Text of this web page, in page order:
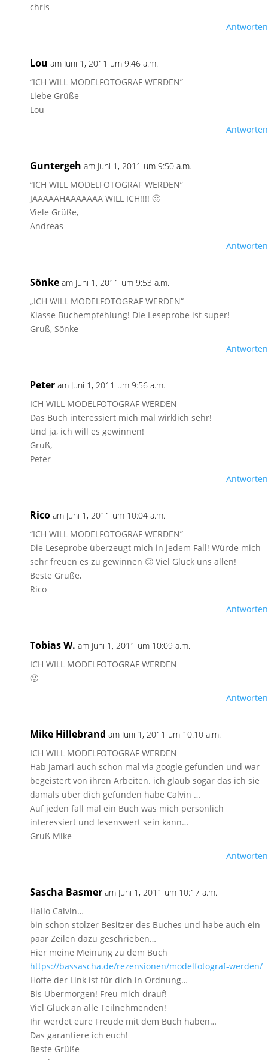
chris
Antworten
Lou am Juni 1, 2011 um 9:46 a.m.
“ICH WILL MODELFOTOGRAF WERDEN”
Liebe Grüße
Lou
Antworten
Guntergeh am Juni 1, 2011 um 9:50 a.m.
“ICH WILL MODELFOTOGRAF WERDEN”
JAAAAAHAAAAAAA WILL ICH!!!! 🙂
Viele Grüße,
Andreas
Antworten
Sönke am Juni 1, 2011 um 9:53 a.m.
„ICH WILL MODELFOTOGRAF WERDEN“
Klasse Buchempfehlung! Die Leseprobe ist super!
Gruß, Sönke
Antworten
Peter am Juni 1, 2011 um 9:56 a.m.
ICH WILL MODELFOTOGRAF WERDEN
Das Buch interessiert mich mal wirklich sehr!
Und ja, ich will es gewinnen!
Gruß,
Peter
Antworten
Rico am Juni 1, 2011 um 10:04 a.m.
“ICH WILL MODELFOTOGRAF WERDEN”
Die Leseprobe überzeugt mich in jedem Fall! Würde mich
sehr freuen es zu gewinnen 🙂 Viel Glück uns allen!
Beste Grüße,
Rico
Antworten
Tobias W. am Juni 1, 2011 um 10:09 a.m.
ICH WILL MODELFOTOGRAF WERDEN
🙂
Antworten
Mike Hillebrand am Juni 1, 2011 um 10:10 a.m.
ICH WILL MODELFOTOGRAF WERDEN
Hab Jamari auch schon mal via google gefunden und war
begeistert von ihren Arbeiten. ich glaub sogar das ich sie
damals über dich gefunden habe Calvin …
Auf jeden fall mal ein Buch was mich persönlich
interessiert und lesenswert sein kann…
Gruß Mike
Antworten
Sascha Basmer am Juni 1, 2011 um 10:17 a.m.
Hallo Calvin…
bin schon stolzer Besitzer des Buches und habe auch ein
paar Zeilen dazu geschrieben…
Hier meine Meinung zu dem Buch
https://bassascha.de/rezensionen/modelfotograf-werden/
Hoffe der Link ist für dich in Ordnung…
Bis Übermorgen! Freu mich drauf!
Viel Glück an alle Teilnehmenden!
Ihr werdet eure Freude mit dem Buch haben…
Das garantiere ich euch!
Beste Grüße